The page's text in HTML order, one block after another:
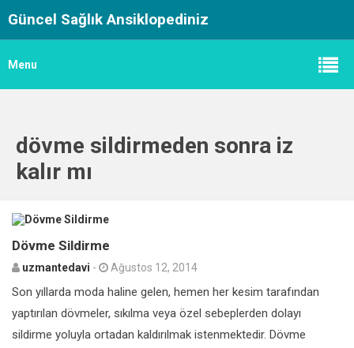
Güncel Sağlık Ansiklopediniz
Menu
dövme sildirmeden sonra iz
kalır mı
Dövme Sildirme
uzmantedavi - Ağustos 12, 2014
Son yıllarda moda haline gelen, hemen her kesim tarafından
yaptırılan dövmeler, sıkılma veya özel sebeplerden dolayı
sildirme yoluyla ortadan kaldırılmak istenmektedir. Dövme